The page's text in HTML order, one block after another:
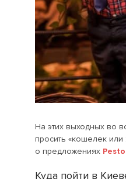
На этих выходных во
просить «кошелек или
о предложениях
Куда пойти в